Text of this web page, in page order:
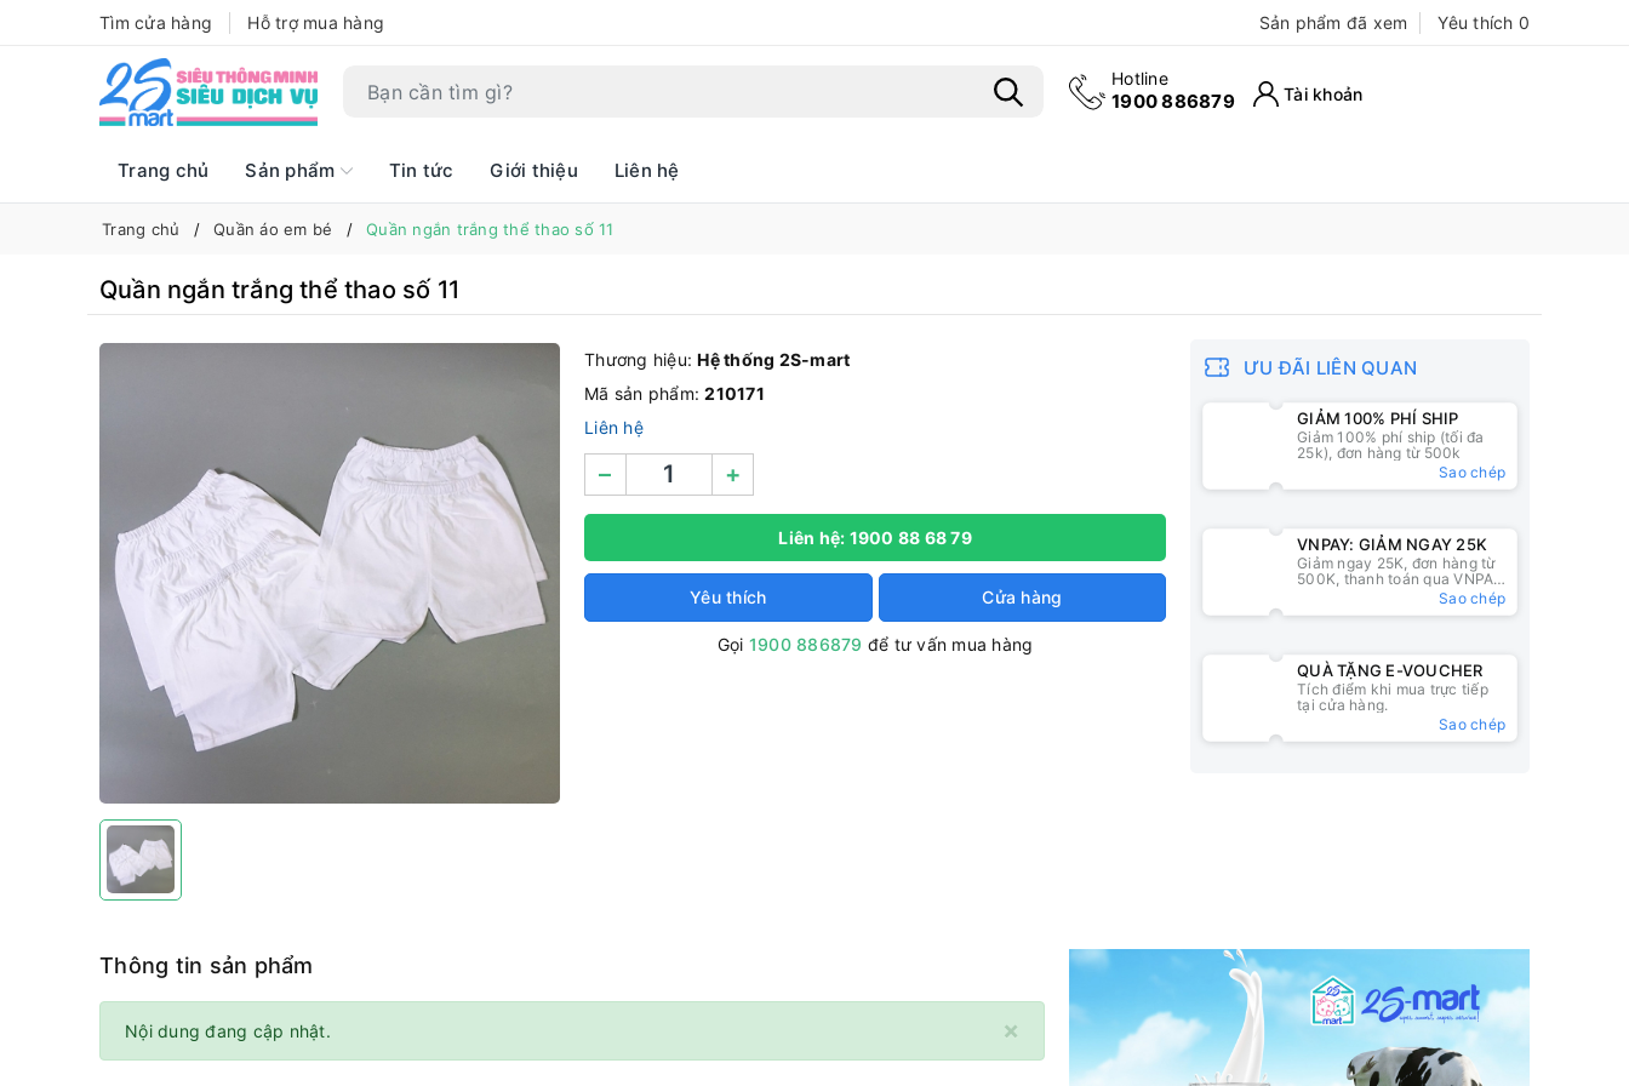
Tìm cửa hàng Hỗ trợ mua hàng Sản phẩm đã xem Yêu thích 0
Hotline
1900 886879 Tài khoản
Trang chủ Sản phẩm Tin tức Giới thiệu Liên hệ
Trang chủ Quần áo em bé Quần ngắn trắng thể thao số 11
Quần ngắn trắng thể thao số 11
Thương hiệu:Hệ thống 2S-mart
Mã sản phẩm:210171
Liên hệ
– +
Liên hệ: 1900 88 68 79
Yêu thích Cửa hàng
Gọi 1900 886879 để tư vấn mua hàng
ƯU ĐÃI LIÊN QUAN
GIẢM 100% PHÍ SHIP
Giảm 100% phí ship (tối đa
25k), đơn hàng từ 500k
Sao chép
VNPAY: GIẢM NGAY 25K
Giảm ngay 25K, đơn hàng từ
500K, thanh toán qua VNPAY
Sao chép
QUÀ TẶNG E-VOUCHER
Tích điểm khi mua trực tiếp
tại cửa hàng.
Sao chép
Thông tin sản phẩm
×
Nội dung đang cập nhật.